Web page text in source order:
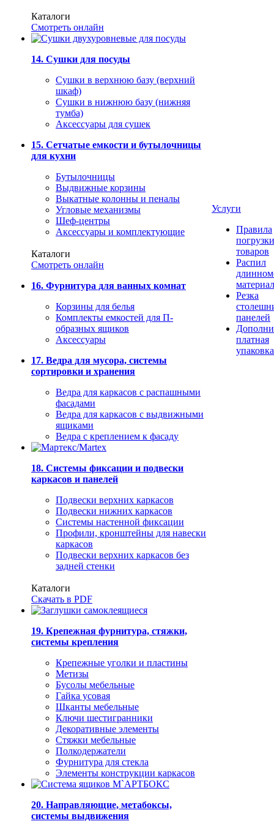
Каталоги
Смотреть онлайн
14. Сушки для посуды
Сушки в верхнюю базу (верхний
шкаф)
Сушки в нижнюю базу (нижняя
тумба)
Аксессуары для сушек
15. Сетчатые емкости и бутылочницы
для кухни
Бутылочницы
Выдвижные корзины
Выкатные колонны и пеналы
Угловые механизмы
Шеф-центры
Аксессуары и комплектующие
Каталоги
Смотреть онлайн
16. Фурнитура для ванных комнат
Корзины для белья
Комплекты емкостей для П-
образных ящиков
Аксессуары
17. Ведра для мусора, системы
сортировки и хранения
Ведра для каркасов с распашными
фасадами
Ведра для каркасов с выдвижными
ящиками
Ведра с креплением к фасаду
18. Системы фиксации и подвески
каркасов и панелей
Подвески верхних каркасов
Подвески нижних каркасов
Системы настенной фиксации
Профили, кронштейны для навески
каркасов
Подвески верхних каркасов без
задней стенки
Каталоги
Скачать в PDF
19. Крепежная фурнитура, стяжки,
системы крепления
Крепежные уголки и пластины
Метизы
Бусолы мебельные
Гайка усовая
Шканты мебельные
Ключи шестигранники
Декоративные элементы
Стяжки мебельные
Полкодержатели
Фурнитура для стекла
Элементы конструкции каркасов
20. Направляющие, метабоксы,
системы выдвижения
Услуги
Правила
погрузки
товаров
Распил
Резка
панелей
платная
упаковка